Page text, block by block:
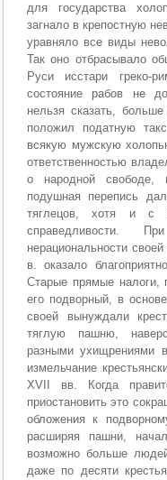
для государства
загнало в крепостную
уравняло все виды
Так оно отбрасывало
Руси исстари греко-
состояние рабов не
нельзя сказать,
положил податную
всякую мужскую
ответственностью
о народной свободе,
подушная перепись
тяглецов, хотя и с
справедливости.
нерациональности
в. оказало
Старые прямые налоги,
его подворный, в
своей вынуждали
тяглую пашню,
разными ухищрениями
измельчание
XVII вв. Когда
приостановить это
обложения к
расширяя пашни,
возможно больше
даже по десяти